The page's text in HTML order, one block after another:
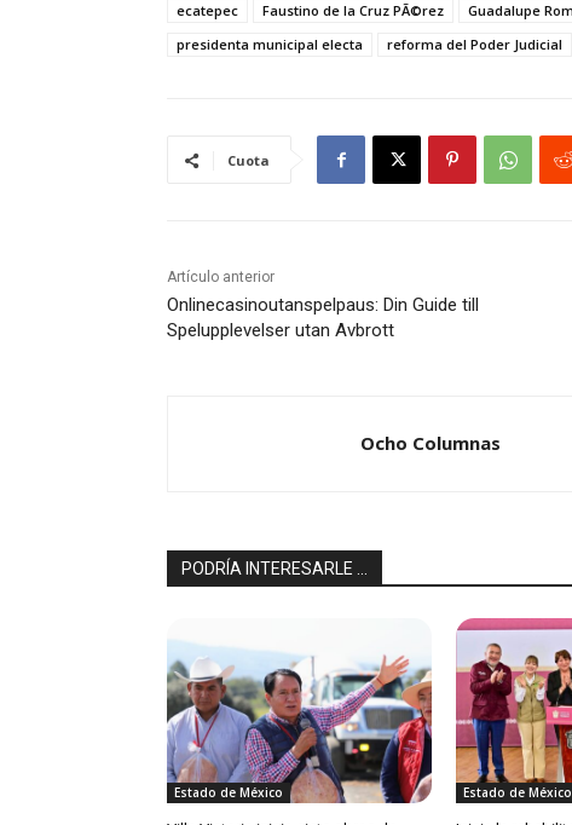
ecatepec
Faustino de la Cruz PÃ©rez Guadalupe
presidenta municipal electa
reforma del Poder Judicial
Cuota
Artículo anterior
Onlinecasinoutanspelpaus: Din Guide till
Spelupplevelser utan Avbrott
Ocho Columnas
PODRÍA INTERESARLE ...
Estado de México Estado de México